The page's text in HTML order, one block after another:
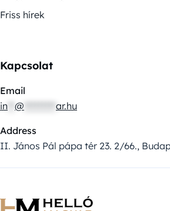
Friss hírek
Kapcsolat
Email
in @ ar.hu
Address
II. János Pál pápa tér 23. 2/66.,